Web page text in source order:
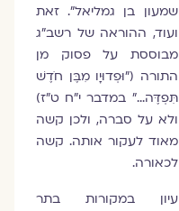
שמעון בן גמליאל". זאת
ועוד, ההוראה של רשב"ג
מבוססת על פסוק מן
התורה ("וּפְדוּיָו מִבֶּן חֹדֶשׁ
תִּפְדֶּה…" במדבר י"ח ט"ז)
ולא על סברה, ולכן קשה
מאוד לעקור אותה. קשה
לכאורה.
עיון במקורות בתר